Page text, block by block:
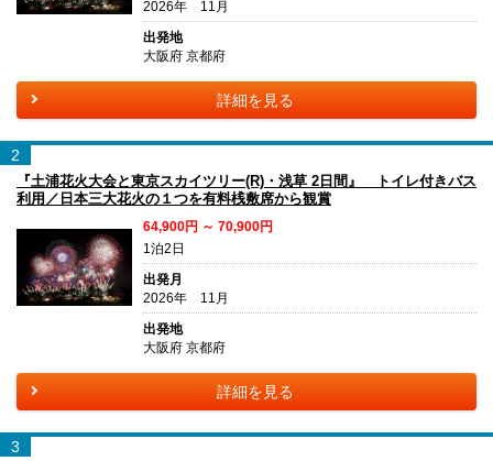
2026年 11月
出発地
大阪府 京都府
詳細を見る
2
『土浦花火大会と東京スカイツリー(R)・浅草 2日間』 トイレ付きバス
利用／日本三大花火の１つを有料桟敷席から観賞
64,900円 ～ 70,900円
1泊2日
出発月
2026年 11月
出発地
大阪府 京都府
詳細を見る
3